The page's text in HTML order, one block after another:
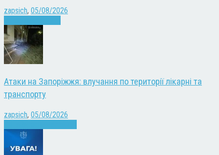
zapsich, 05/08/2026
Атаки на Запоріжжя: влучання по території лікарні та
транспорту
zapsich, 05/08/2026